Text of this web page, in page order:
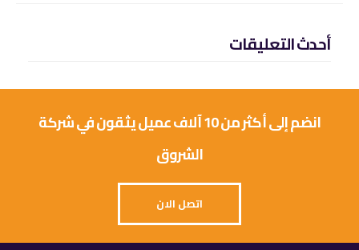
أحدث التعليقات
انضم إلى أكثر من 10 آلاف عميل يثقون في شركة
الشروق
اتصل الان